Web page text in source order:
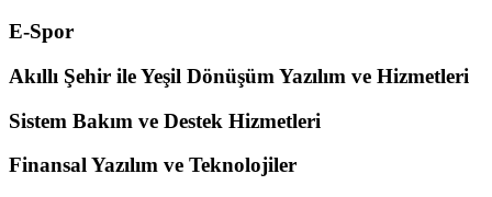
E-Spor
Akıllı Şehir ile Yeşil Dönüşüm Yazılım ve Hizmetleri
Sistem Bakım ve Destek Hizmetleri
Finansal Yazılım ve Teknolojiler